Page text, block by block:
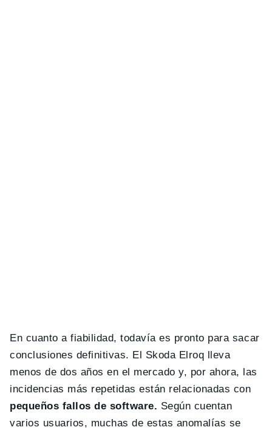
En cuanto a fiabilidad, todavía es pronto para sacar
conclusiones definitivas. El Skoda Elroq lleva
menos de dos años en el mercado y, por ahora, las
incidencias más repetidas están relacionadas con
pequeños fallos de software. Según cuentan
varios usuarios, muchas de estas anomalías se